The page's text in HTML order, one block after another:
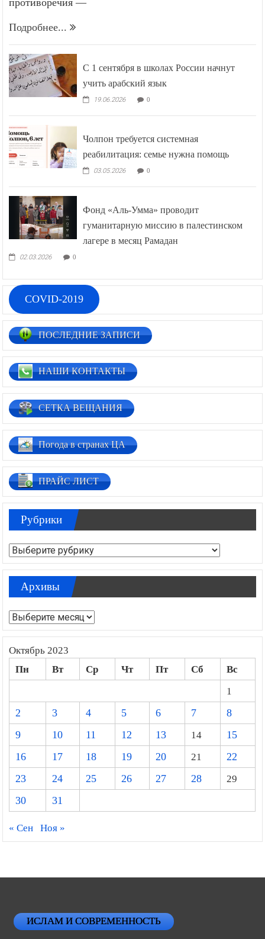
С 1 сентября в школах России начнут
учить арабский язык
Чолпон требуется системная
реабилитация: семье нужна помощь
Фонд «Аль-Умма» проводит
гуманитарную миссию в палестинском
COVID-2019
ПОСЛЕДНИЕ ЗАПИСИ
НАШИ КОНТАКТЫ
СЕТКА ВЕЩАНИЯ
Погода в странах ЦА
ПРАЙС ЛИСТ
Рубрики
Рубрики
Архивы
Архивы
Октябрь 2023
Пн Вт Ср Чт Пт Сб
Вс
1
2
3 4 5 6 7
8
9
10 11 12 13 14
15
16
17 18 19 20 21
22
23
24 25 26 27 28
29
30
31
« Сен Ноя »